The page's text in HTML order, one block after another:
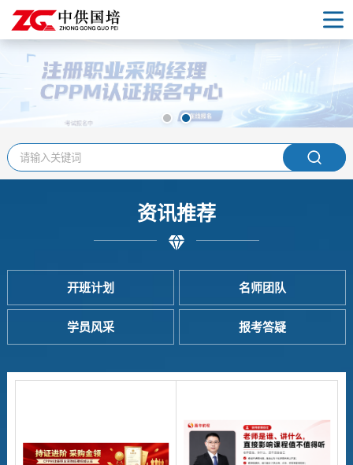
首页
认证项目
各地校区
学员风采
行业资讯
报考答疑
资讯推荐
开班计划 名师团队
学员风采 报考答疑